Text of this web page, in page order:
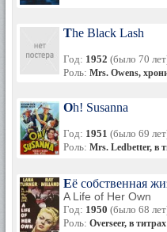
The Black Lash
Год: 1952 (было 70
Роль: Mrs. Owens,
Oh! Susanna
Год: 1951 (было 69
Роль: Mrs. Ledbetter, в
Её собственная
A Life of Her Own
Год: 1950 (было 68
Роль: Overseer, в